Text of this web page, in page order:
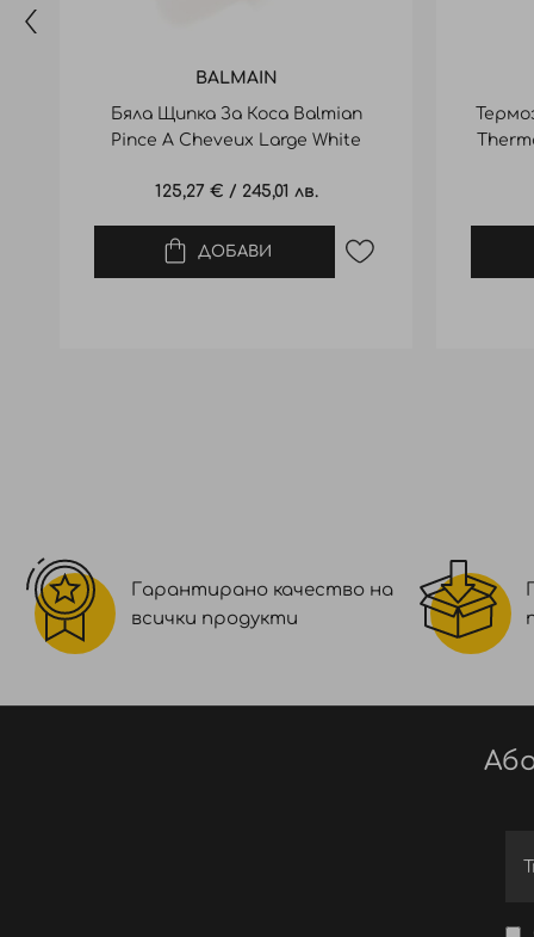
BALMAIN
Бяла Щипка За Коса Balmian
Pince A Cheveux Large White
125,27 € / 245,01 лв.
ДОБАВИ
Гарантирано качество на
всички продукти